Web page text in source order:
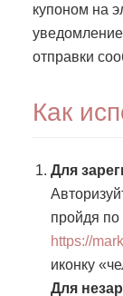
купоном на
отправки
Как
Для
пройдя по
https://
иконку
Для